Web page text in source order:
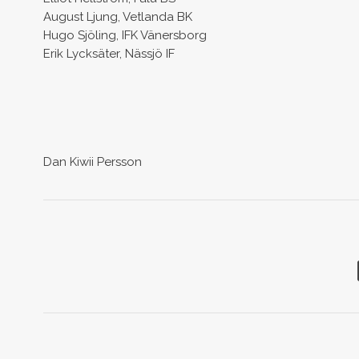
August Ljung, Vetlanda BK
Hugo Sjöling, IFK Vänersborg
Erik Lycksäter, Nässjö IF
Dan Kiwii Persson